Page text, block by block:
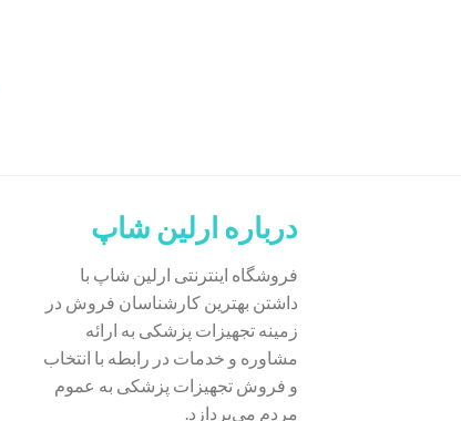
درباره ارلین شاپ
فروشگاه اینترنتی ارلین شاپ با
داشتن بهترین کارشناسان فروش در
زمینه تجهیزات پزشکی به ارائه
مشاوره و خدمات در رابطه با انتخاب
و فروش تجهیزات پزشکی به عموم
مردم می‌پردازد.